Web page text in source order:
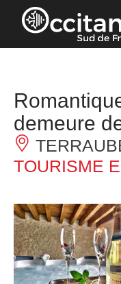
Panneau de gestion
demeure
TOURISME